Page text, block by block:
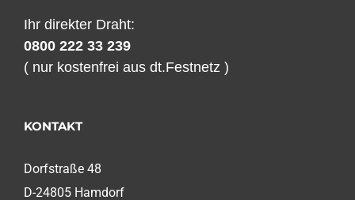
Ihr direkter Draht:
0800 222 33 239
( nur kostenfrei aus dt.Festnetz )
KONTAKT
Dorfstraße 48
D-24805 Hamdorf